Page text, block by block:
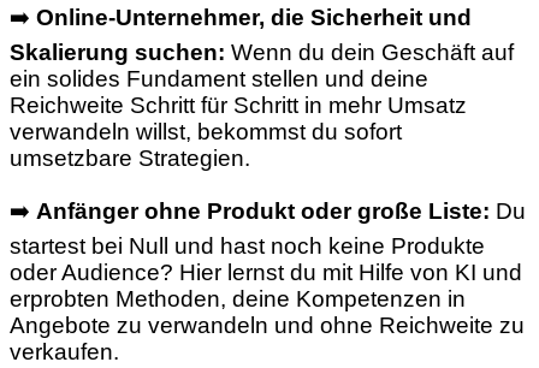
➡️ Online-Unternehmer, die Sicherheit und
Skalierung suchen: Wenn du dein Geschäft auf
ein solides Fundament stellen und deine
Reichweite Schritt für Schritt in mehr Umsatz
verwandeln willst, bekommst du sofort
umsetzbare Strategien.
➡️ Anfänger ohne Produkt oder große Liste: Du
startest bei Null und hast noch keine Produkte
oder Audience? Hier lernst du mit Hilfe von KI und
erprobten Methoden, deine Kompetenzen in
Angebote zu verwandeln und ohne Reichweite zu
verkaufen.